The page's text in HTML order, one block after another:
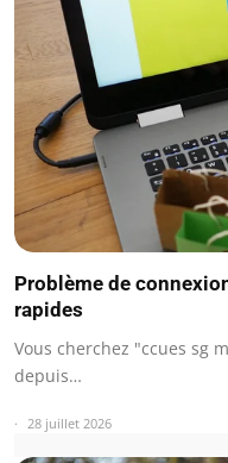
Problème de
rapides
Vous cherchez "ccues sg
depuis…
28 juillet 2026